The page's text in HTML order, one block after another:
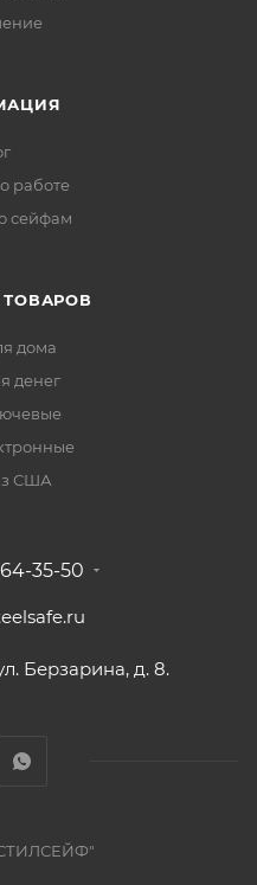
работе
сейфам
дома
денег
США
35-50
Берзарина, д. 8.